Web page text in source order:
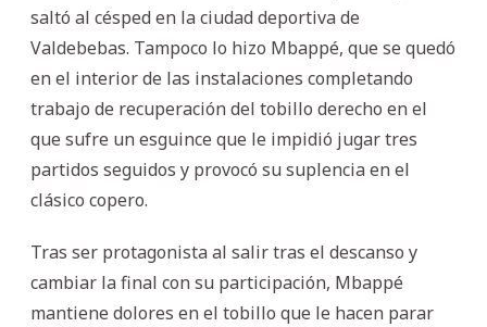
saltó al césped en la ciudad deportiva de
Valdebebas. Tampoco lo hizo Mbappé, que se quedó
en el interior de las instalaciones completando
trabajo de recuperación del tobillo derecho en el
que sufre un esguince que le impidió jugar tres
partidos seguidos y provocó su suplencia en el
clásico copero.
Tras ser protagonista al salir tras el descanso y
cambiar la final con su participación, Mbappé
mantiene dolores en el tobillo que le hacen parar